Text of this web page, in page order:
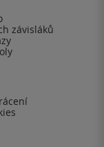
závisláků